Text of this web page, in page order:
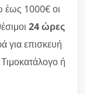
1000€ οι
24 ώρες
επισκευή
ή